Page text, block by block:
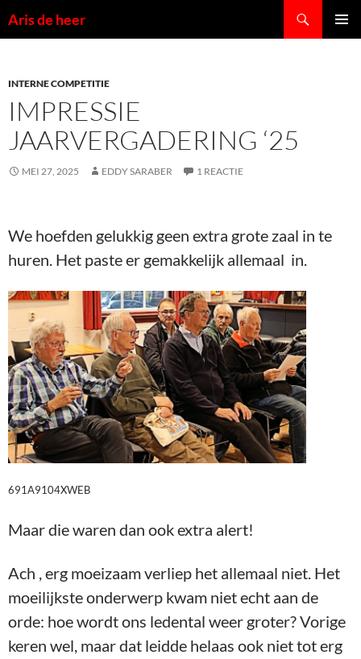
naar
Aris de heer
INTERNE COMPETITIE
IMPRESSIE
JAARVERGADERING ‘25
MEI 27, 2025 EDDY SARABER 1 REACTIE
We hoefden gelukkig geen extra grote zaal in te
huren. Het paste er gemakkelijk allemaal in.
691A9104XWEB
Maar die waren dan ook extra alert!
Ach , erg moeizaam verliep het allemaal niet. Het
moeilijkste onderwerp kwam niet echt aan de
orde: hoe wordt ons ledental weer groter? Vorige
keren wel, maar dat leidde helaas ook niet tot erg